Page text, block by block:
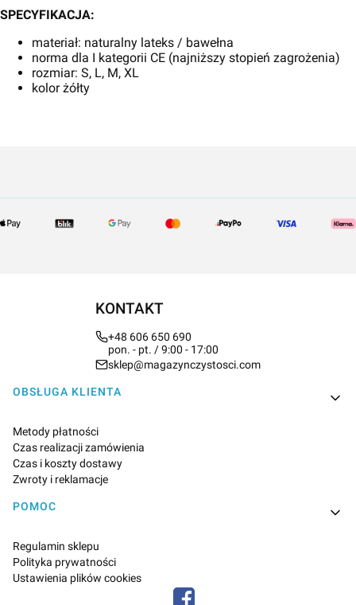
SPECYFIKACJA:
materiał: naturalny lateks / bawełna
norma dla I kategorii CE (najniższy stopień zagrożenia)
rozmiar: S, L, M, XL
kolor żółty
KONTAKT
+48 606 650 690
pon. - pt. / 9:00 - 17:00
sklep@magazynczystosci.com
Linki w stopce
OBSŁUGA KLIENTA
Metody płatności
Czas realizacji zamówienia
Czas i koszty dostawy
Zwroty i reklamacje
POMOC
Regulamin sklepu
Polityka prywatności
Ustawienia plików cookies